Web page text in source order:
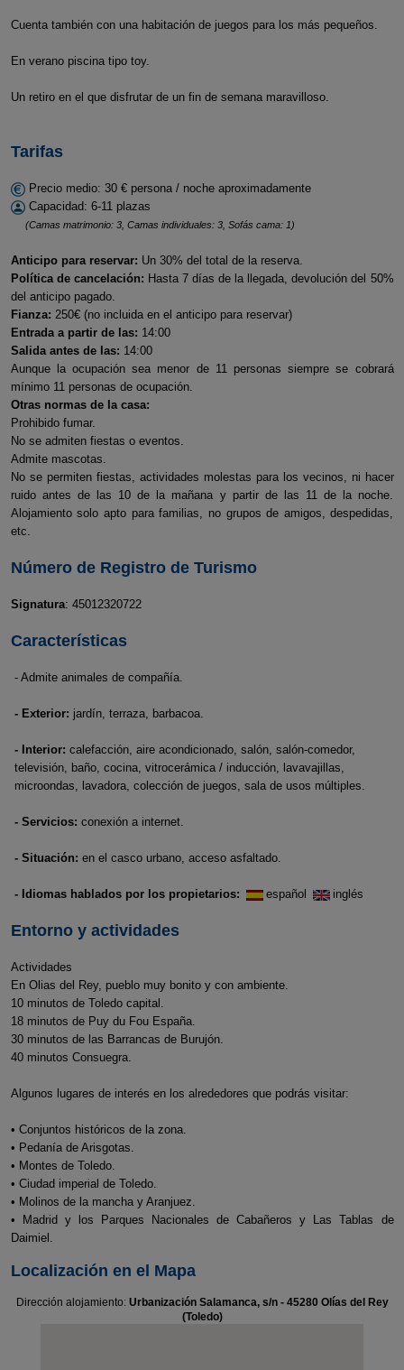
Cuenta también con una habitación de juegos para los más pequeños.
En verano piscina tipo toy.
Un retiro en el que disfrutar de un fin de semana maravilloso.
Tarifas
Precio medio: 30 € persona / noche aproximadamente
Capacidad: 6-11 plazas
(Camas matrimonio: 3, Camas individuales: 3, Sofás cama: 1)
Anticipo para reservar: Un 30% del total de la reserva.
Política de cancelación: Hasta 7 días de la llegada, devolución del 50%
del anticipo pagado.
Fianza: 250€ (no incluida en el anticipo para reservar)
Entrada a partir de las: 14:00
Salida antes de las: 14:00
Aunque la ocupación sea menor de 11 personas siempre se cobrará
mínimo 11 personas de ocupación.
Otras normas de la casa:
Prohibido fumar.
No se admiten fiestas o eventos.
Admite mascotas.
No se permiten fiestas, actividades molestas para los vecinos, ni hacer
ruido antes de las 10 de la mañana y partir de las 11 de la noche.
Alojamiento solo apto para familias, no grupos de amigos, despedidas,
etc.
Número de Registro de Turismo
Signatura: 45012320722
Características
- Admite animales de compañía.
- Exterior: jardín, terraza, barbacoa.
- Interior: calefacción, aire acondicionado, salón, salón-comedor,
televisión, baño, cocina, vitrocerámica / inducción, lavavajillas,
microondas, lavadora, colección de juegos, sala de usos múltiples.
- Servicios: conexión a internet.
- Situación: en el casco urbano, acceso asfaltado.
- Idiomas hablados por los propietarios: español inglés
Entorno y actividades
Actividades
En Olias del Rey, pueblo muy bonito y con ambiente.
10 minutos de Toledo capital.
18 minutos de Puy du Fou España.
30 minutos de las Barrancas de Burujón.
40 minutos Consuegra.
Algunos lugares de interés en los alrededores que podrás visitar:
• Conjuntos históricos de la zona.
• Pedanía de Arisgotas.
• Montes de Toledo.
• Ciudad imperial de Toledo.
• Molinos de la mancha y Aranjuez.
• Madrid y los Parques Nacionales de Cabañeros y Las Tablas de
Daimiel.
Localización en el Mapa
Dirección alojamiento: Urbanización Salamanca, s/n - 45280 Olías del Rey
(Toledo)